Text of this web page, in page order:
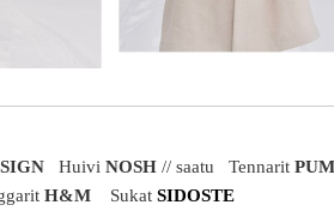
HuiviNOSH // saatu Tennarit
H&M Sukat SIDOSTE